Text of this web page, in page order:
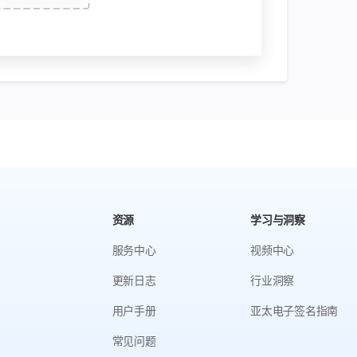
资源
服务中心
更新日志
用户手册
常见问题
学习与洞察
视频中心
行业洞察
亚太电子签名指南